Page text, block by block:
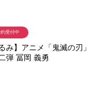
み】アニメ「鬼滅の刃」
弾 冨岡 義勇
受付中